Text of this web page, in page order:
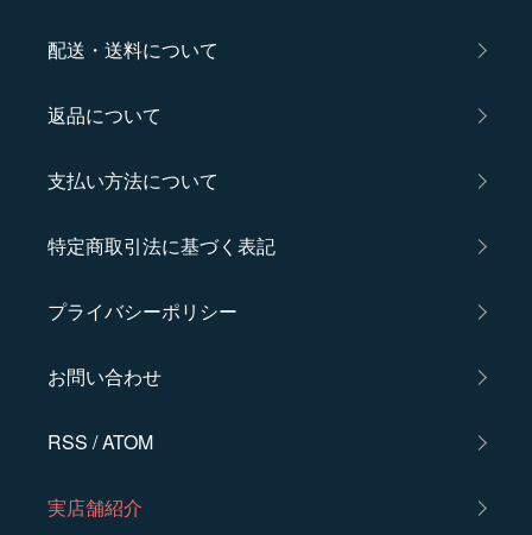
配送・送料について
返品について
支払い方法について
特定商取引法に基づく表記
プライバシーポリシー
お問い合わせ
RSS /ATOM
実店舗紹介